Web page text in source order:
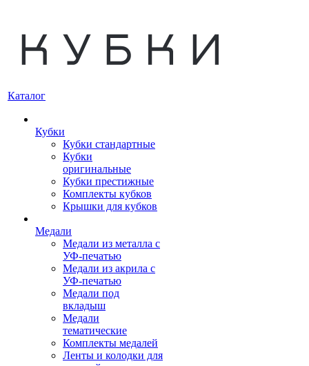
Каталог
Кубки
Кубки стандартные
Кубки
оригинальные
Кубки престижные
Комплекты кубков
Крышки для кубков
Медали
Медали из металла с
УФ-печатью
Медали из акрила с
УФ-печатью
Медали под
вкладыш
Медали
тематические
Комплекты медалей
Ленты и колодки для